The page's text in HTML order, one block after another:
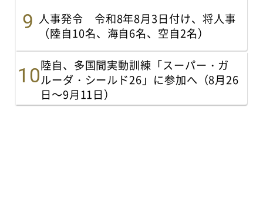
人事発令 令和8年8月3日付け、将人事
（陸自10名、海自6名、空自2名）
陸自、多国間実動訓練「スーパー・ガ
ルーダ・シールド26」に参加へ（8月26
日～9月11日）